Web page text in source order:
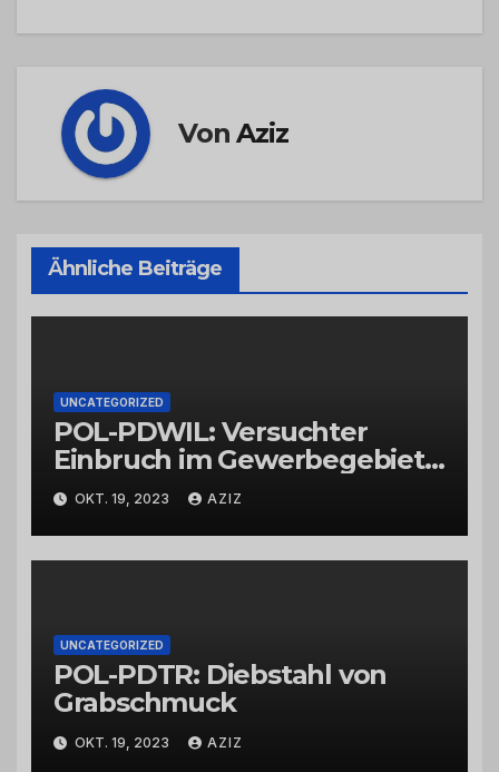
VonAziz
Ähnliche Beiträge
UNCATEGORIZED
POL-PDWIL: Versuchter
Einbruch im Gewerbegebiet
Wittlich
OKT. 19, 2023 AZIZ
UNCATEGORIZED
POL-PDTR: Diebstahl von
Grabschmuck
OKT. 19, 2023 AZIZ